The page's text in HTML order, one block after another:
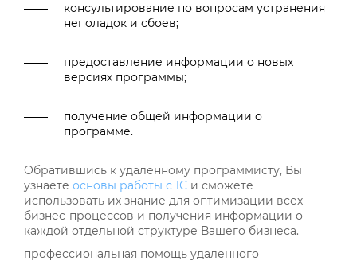
консультирование по вопросам устранения
неполадок и сбоев;
предоставление информации о новых
версиях программы;
получение общей информации о
программе.
Обратившись к удаленному программисту, Вы
узнаете основы работы с 1С и сможете
использовать их знание для оптимизации всех
бизнес-процессов и получения информации о
каждой отдельной структуре Вашего бизнеса.
профессиональная помощь удаленного